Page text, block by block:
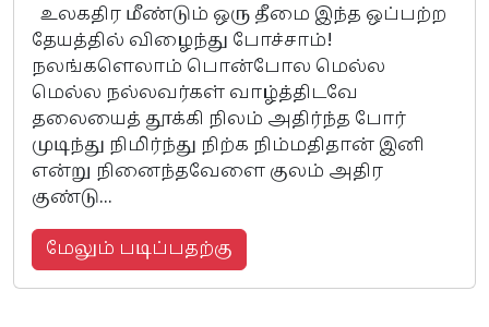
உலகதிர மீண்டும் ஒரு தீமை இந்த ஒப்பற்ற
தேயத்தில் விழைந்து போச்சாம்!
நலங்களெலாம் பொன்போல மெல்ல
மெல்ல நல்லவர்கள் வாழ்த்திடவே
தலையைத் தூக்கி நிலம் அதிர்ந்த போர்
முடிந்து நிமிர்ந்து நிற்க நிம்மதிதான் இனி
என்று நினைந்தவேளை குலம் அதிர
குண்டு...
மேலும் படிப்பதற்கு